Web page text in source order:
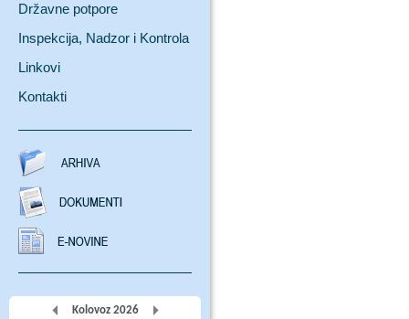
Državne potpore
Inspekcija, Nadzor i Kontrola
Linkovi
Kontakti
Kolovoz 2026